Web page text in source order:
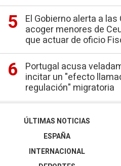
El Gobierno alerta a
acoger menores de
que actuar de oficio
Portugal acusa
incitar un "efecto
regulación" migratoria
ÚLTIMAS NOTICIAS
ESPAÑA
INTERNACIONAL